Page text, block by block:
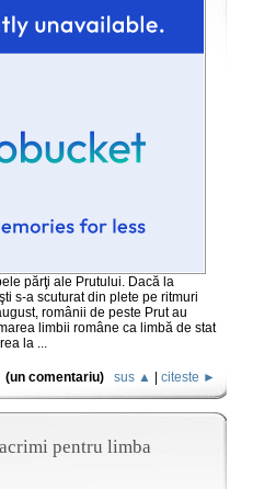
părţi ale Prutului. Dacă la
s-a scuturat din plete pe ritmuri
românii de peste Prut au
limbii române ca limbă de stat
la ...
(un comentariu) sus ▲ citeste ►
pentru limba